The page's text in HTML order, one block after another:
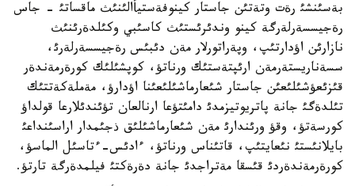
بةسئنشئ رةت وتةتئن جاستار كينوفةستيأالئنئث ماقساتئ - جاس
رةجيسسةرلةرگة كينو وندئرئستئث كاسئبي وكئلدةرئنئث
نازارئن اؤدارتئپ، وپةراتورلار مةن دئبئس رةجيسسةرلةرئ،
سسةناريستةرمةن ارئپتةستئك ورناتؤ، كوپشئلئك كورةرمةندةر
قئزئعؤشئلئعئن جاستار شئعارماشئلئعئنا اؤدارؤ، مةملةكةتتئك
تئلدةگئ جانة پاتريوتيزمدئ دامئتؤعا ارنالعان تؤئندئلارعا قولداؤ
كورسةتؤ، وقؤ ورئندارئ مةن شئعارماشئلئق ذجئمدار اراسئنداعئ
بايلانئستئ نئعايتئپ، قاتئناس ورناتؤ، ءادئس-ءتاسئل الماسؤ،
كورةرمةندةردئ قئسقا مةتراجدئ جانة دةرةكتئ فيلمدةرگة تارتؤ.